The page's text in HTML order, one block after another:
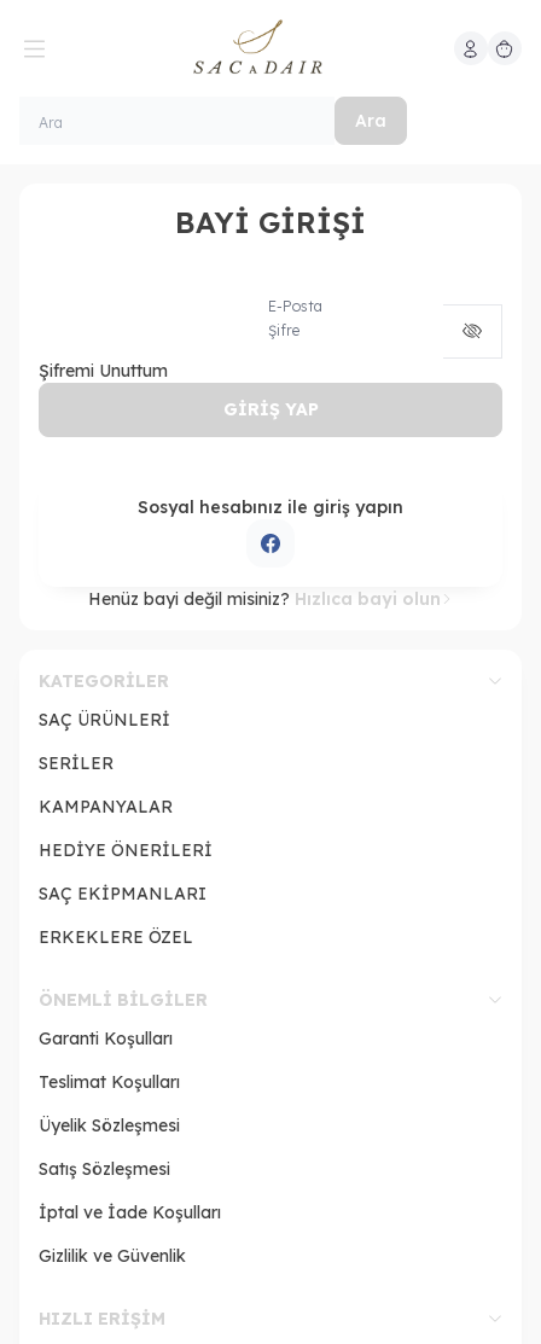
Ara
Hesabım
BAYİ GİRİŞİ
E-Posta
Şifre
Şifremi Unuttum
GİRİŞ YAP
Sosyal hesabınız ile giriş yapın
Henüz bayi değil misiniz? Hızlıca bayi olun
KATEGORILER
SAÇ ÜRÜNLERİ
SERİLER
KAMPANYALAR
HEDİYE ÖNERİLERİ
SAÇ EKİPMANLARI
ERKEKLERE ÖZEL
ÖNEMLI BILGILER
Garanti Koşulları
Teslimat Koşulları
Üyelik Sözleşmesi
Satış Sözleşmesi
İptal ve İade Koşulları
Gizlilik ve Güvenlik
HIZLI ERIŞIM